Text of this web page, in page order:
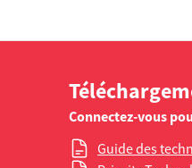
Connectez-vous
Guide des